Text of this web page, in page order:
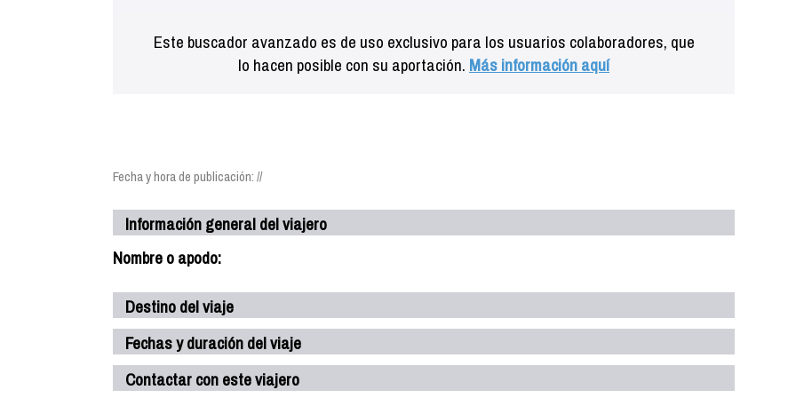
Este buscador avanzado es de uso exclusivo para los usuarios colaboradores, que
lo hacen posible con su aportación. Más información aquí
Fecha y hora de publicación: //
Información general del viajero
Nombre o apodo:
Destino del viaje
Fechas y duración del viaje
Contactar con este viajero